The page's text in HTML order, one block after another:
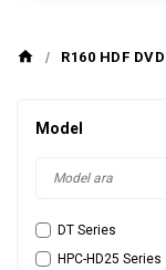
R160 HDF
Model
DT Series
HPC-HD25 Series